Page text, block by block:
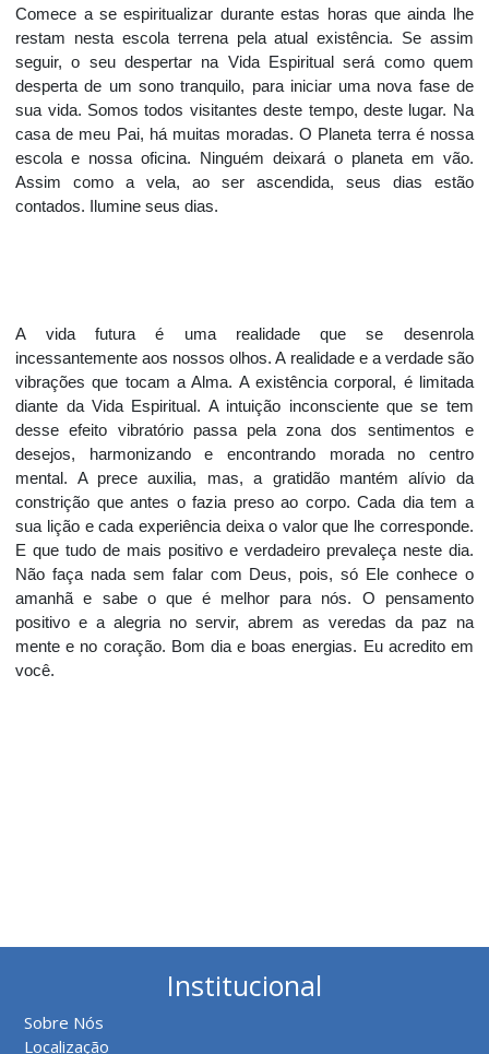
Comece a se espiritualizar durante estas horas que ainda lhe
restam nesta escola terrena pela atual existência. Se assim
seguir, o seu despertar na Vida Espiritual será como quem
desperta de um sono tranquilo, para iniciar uma nova fase de
sua vida. Somos todos visitantes deste tempo, deste lugar. Na
casa de meu Pai, há muitas moradas. O Planeta terra é nossa
escola e nossa oficina. Ninguém deixará o planeta em vão.
Assim como a vela, ao ser ascendida, seus dias estão
contados. Ilumine seus dias.
A vida futura é uma realidade que se desenrola
incessantemente aos nossos olhos. A realidade e a verdade são
vibrações que tocam a Alma. A existência corporal, é limitada
diante da Vida Espiritual. A intuição inconsciente que se tem
desse efeito vibratório passa pela zona dos sentimentos e
desejos, harmonizando e encontrando morada no centro
mental. A prece auxilia, mas, a gratidão mantém alívio da
constrição que antes o fazia preso ao corpo. Cada dia tem a
sua lição e cada experiência deixa o valor que lhe corresponde.
E que tudo de mais positivo e verdadeiro prevaleça neste dia.
Não faça nada sem falar com Deus, pois, só Ele conhece o
amanhã e sabe o que é melhor para nós. O pensamento
positivo e a alegria no servir, abrem as veredas da paz na
mente e no coração. Bom dia e boas energias. Eu acredito em
você.
Institucional
Sobre Nós
Localização